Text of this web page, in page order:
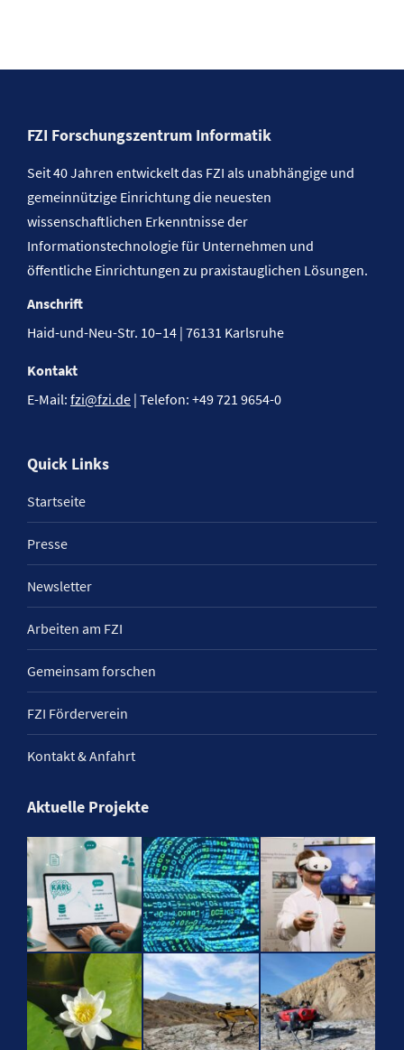
FZI Forschungszentrum Informatik
Seit 40 Jahren entwickelt das FZI als unabhängige und
gemeinnützige Einrichtung die neuesten
wissenschaftlichen Erkenntnisse der
Informationstechnologie für Unternehmen und
öffentliche Einrichtungen zu praxistauglichen Lösungen.
Anschrift
Haid-und-Neu-Str. 10–14 | 76131 Karlsruhe
Kontakt
E-Mail: fzi@fzi.de | Telefon: +49 721 9654-0
Quick Links
Startseite
Presse
Newsletter
Arbeiten am FZI
Gemeinsam forschen
FZI Förderverein
Kontakt & Anfahrt
Aktuelle Projekte